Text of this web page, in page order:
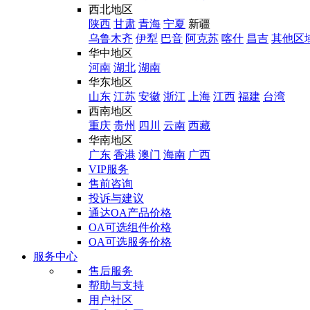
西北地区
陕西 甘肃 青海 宁夏 新疆
乌鲁木齐 伊犁 巴音 阿克苏 喀什 昌吉 其他区
华中地区
河南 湖北 湖南
华东地区
山东 江苏 安徽 浙江 上海 江西 福建 台湾
西南地区
重庆 贵州 四川 云南 西藏
华南地区
广东 香港 澳门 海南 广西
VIP服务
售前咨询
投诉与建议
通达OA产品价格
OA可选组件价格
OA可选服务价格
服务中心
售后服务
帮助与支持
用户社区